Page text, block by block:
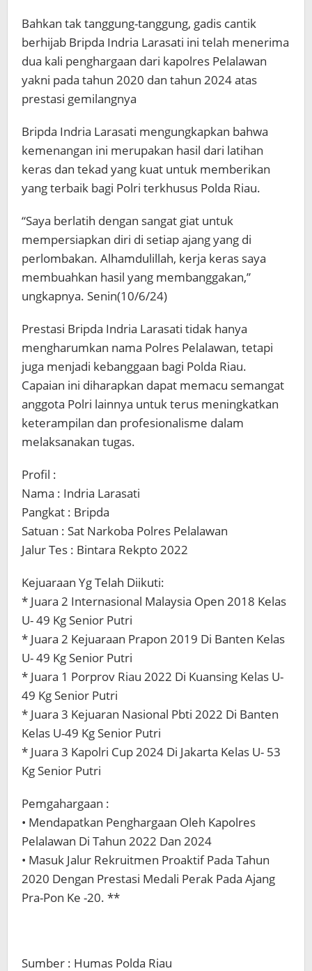
Bahkan tak tanggung-tanggung, gadis cantik
berhijab Bripda Indria Larasati ini telah menerima
dua kali penghargaan dari kapolres Pelalawan
yakni pada tahun 2020 dan tahun 2024 atas
prestasi gemilangnya
Bripda Indria Larasati mengungkapkan bahwa
kemenangan ini merupakan hasil dari latihan
keras dan tekad yang kuat untuk memberikan
yang terbaik bagi Polri terkhusus Polda Riau.
“Saya berlatih dengan sangat giat untuk
mempersiapkan diri di setiap ajang yang di
perlombakan. Alhamdulillah, kerja keras saya
membuahkan hasil yang membanggakan,”
ungkapnya. Senin(10/6/24)
Prestasi Bripda Indria Larasati tidak hanya
mengharumkan nama Polres Pelalawan, tetapi
juga menjadi kebanggaan bagi Polda Riau.
Capaian ini diharapkan dapat memacu semangat
anggota Polri lainnya untuk terus meningkatkan
keterampilan dan profesionalisme dalam
melaksanakan tugas.
Profil :
Nama : Indria Larasati
Pangkat : Bripda
Satuan : Sat Narkoba Polres Pelalawan
Jalur Tes : Bintara Rekpto 2022
Kejuaraan Yg Telah Diikuti:
* Juara 2 Internasional Malaysia Open 2018 Kelas
U- 49 Kg Senior Putri
* Juara 2 Kejuaraan Prapon 2019 Di Banten Kelas
U- 49 Kg Senior Putri
* Juara 1 Porprov Riau 2022 Di Kuansing Kelas U-
49 Kg Senior Putri
* Juara 3 Kejuaran Nasional Pbti 2022 Di Banten
Kelas U-49 Kg Senior Putri
* Juara 3 Kapolri Cup 2024 Di Jakarta Kelas U- 53
Kg Senior Putri
Pemgahargaan :
• Mendapatkan Penghargaan Oleh Kapolres
Pelalawan Di Tahun 2022 Dan 2024
• Masuk Jalur Rekruitmen Proaktif Pada Tahun
2020 Dengan Prestasi Medali Perak Pada Ajang
Pra-Pon Ke -20. **
Sumber : Humas Polda Riau